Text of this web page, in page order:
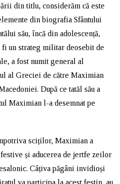
din titlu, considerăm că este
din biografia Sfântului
său, încă din adolescență,
un strateg militar deosebit de
a fost numit general al
al Greciei de către Maximian
După ce tatăl său a
Maximian l-a desemnat pe
sciților, Maximian a
și aducerea de jertfe zeilor
Câțiva păgâni invidioși